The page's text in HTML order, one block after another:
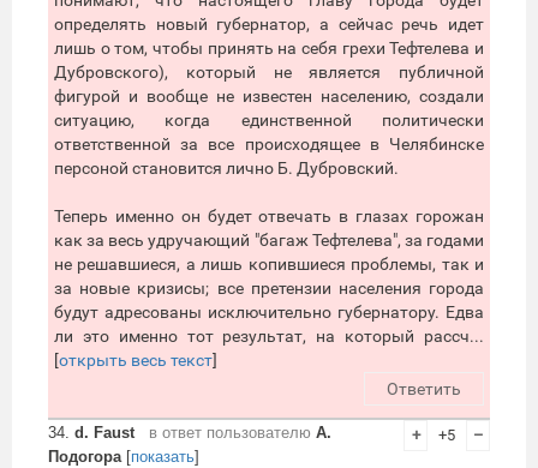
определять новый губернатор, а сейчас речь идет
лишь о том, чтобы принять на себя грехи Тефтелева и
Дубровского), который не является публичной
фигурой и вообще не известен населению, создали
ситуацию, когда единственной политически
ответственной за все происходящее в Челябинске
персоной становится лично Б. Дубровский.
Теперь именно он будет отвечать в глазах горожан
как за весь удручающий "багаж Тефтелева", за годами
не решавшиеся, а лишь копившиеся проблемы, так и
за новые кризисы; все претензии населения города
будут адресованы исключительно губернатору. Едва
ли это именно тот результат, на который рассч...
[открыть весь текст]
Ответить
34. d. Faust в ответ пользователю А.
Подогора[показать]
+ +5 –